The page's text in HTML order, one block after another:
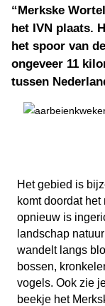
“Merkske
het IVN plaats.
het spoor van
ongeveer 11
tussen
Het gebied is
komt doordat
opnieuw is
landschap
wandelt langs
bossen,
vogels. Ook zie
beekje het